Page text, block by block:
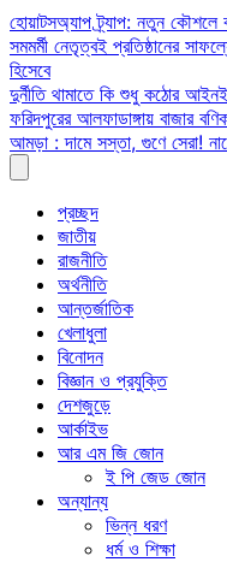
Skip
to
content
হোয়াটসঅ্যাপ ট্র্যাপ: নতুন কৌশলে
সমমর্মী নেতৃত্বই প্রতিষ্ঠানের
হিসেবে
দুর্নীতি থামাতে কি শুধু কঠোর
ফরিদপুরের আলফাডাঙ্গায় বাজার
আমড়া : দামে সস্তা, গুণে সেরা!
প্রচ্ছদ
জাতীয়
রাজনীতি
অর্থনীতি
আন্তর্জাতিক
খেলাধুলা
বিনোদন
বিজ্ঞান ও প্রযুক্তি
দেশজুড়ে
আর্কাইভ
আর এম জি জোন
ই পি জেড জোন
অন্যান্য
ভিন্ন ধরণ
ধর্ম ও শিক্ষা